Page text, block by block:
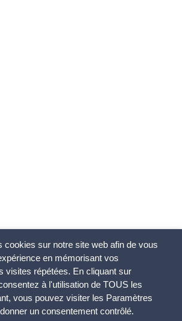
cookies sur notre site web afin de vous
en mémorisant vos
visites répétées. En cliquant sur
à l'utilisation de TOUS les
vous pouvez visiter les Paramètres
un consentement contrôlé.